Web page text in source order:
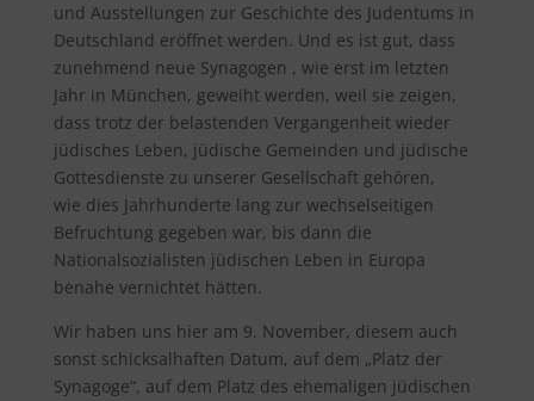
und Ausstellungen zur Geschichte des Judentums in
Deutschland eröffnet werden. Und es ist gut, dass
zunehmend neue Synagogen , wie erst im letzten
Jahr in München, geweiht werden, weil sie zeigen,
dass trotz der belastenden Vergangenheit wieder
jüdisches Leben, jüdische Gemeinden und jüdische
Gottesdienste zu unserer Gesellschaft gehören,
wie dies Jahrhunderte lang zur wechselseitigen
Befruchtung gegeben war, bis dann die
Nationalsozialisten jüdischen Leben in Europa
benahe vernichtet hätten.
Wir haben uns hier am 9. November, diesem auch
sonst schicksalhaften Datum, auf dem „Platz der
Synagoge“, auf dem Platz des ehemaligen jüdischen